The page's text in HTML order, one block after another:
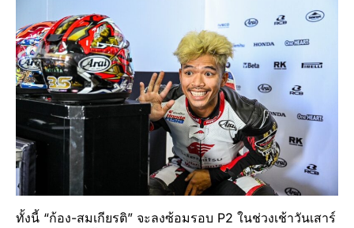
ทั้งนี้ “ก้อง-สมเกียรติ” จะลงซ้อมรอบ P2 ในช่วงเช้าวันเสาร์